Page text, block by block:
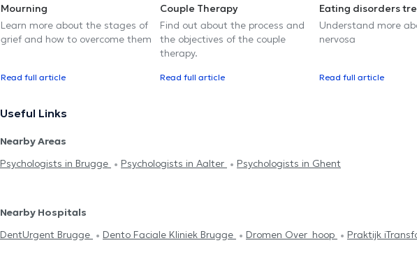
Mourning
Learn more about the stages of
grief and how to overcome them
Read full article
Couple Therapy
Find out about the process and
the objectives of the couple
therapy.
Read full article
Eating disorders
Understand more
nervosa
Read full article
Useful Links
Nearby Areas
Psychologists in Brugge
Psychologists in Aalter Psychologists in Ghent
Nearby Hospitals
DentUrgent Brugge
Dento Faciale Kliniek Brugge Dromen Over_hoop Praktijk